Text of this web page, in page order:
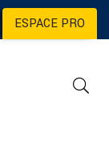
ESPACE PRO